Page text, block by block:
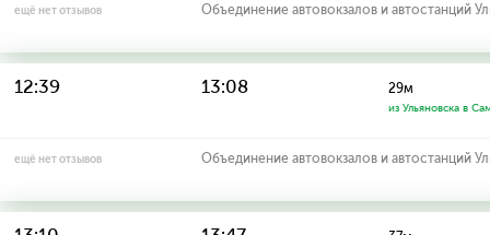
ещё нет отзывов Объединение автовокзалов и автостанций
12:39 13:08 29м
из Ульяновска в
ещё нет отзывов Объединение автовокзалов и автостанций